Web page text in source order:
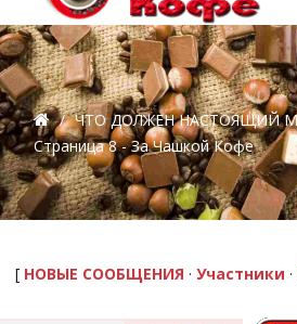
/ ЧТО ДОЛЖЕН НАСТОЯЩИЙ
Страница 8 - За Чашкой Кофе
[ НОВЫЕ СООБЩЕНИЯ · Участники ·